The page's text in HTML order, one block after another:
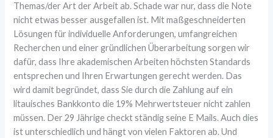
Themas/der Art der Arbeit ab. Schade war nur, dass die Note
nicht etwas besser ausgefallen ist. Mit maßgeschneiderten
Lösungen für individuelle Anforderungen, umfangreichen
Recherchen und einer gründlichen Überarbeitung sorgen wir
dafür, dass Ihre akademischen Arbeiten höchsten Standards
entsprechen und Ihren Erwartungen gerecht werden. Das
wird damit begründet, dass Sie durch die Zahlung auf ein
litauisches Bankkonto die 19% Mehrwertsteuer nicht zahlen
müssen. Der 29 Jährige checkt ständig seine E Mails. Auch dies
ist unterschiedlich und hängt von vielen Faktoren ab. Und